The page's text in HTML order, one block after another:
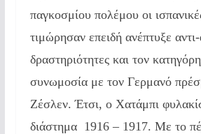
παγκοσμίου πολέμου οι
τιμώρησαν επειδή ανέπτυξε αντι-
δραστηριότητες και τον
συνωμοσία με τον Γερμανό
Ζέσλεν. Έτσι, ο Χατάμπι
διάστημα 1916 – 1917. Με το